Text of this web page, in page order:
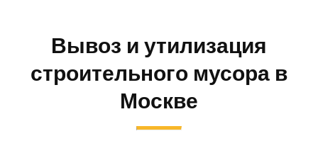
Вывоз и утилизация
строительного мусора в
Москве